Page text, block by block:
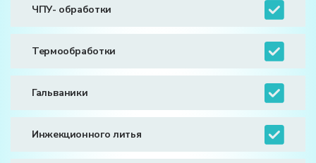
ЧПУ- обработки
Термообработки
Гальваники
Инжекционного литья